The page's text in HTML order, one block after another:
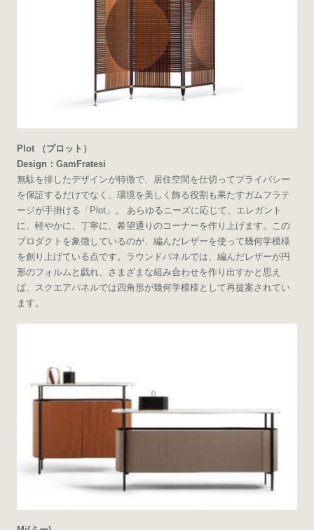
Plot （プロット）
Design：GamFratesi
無駄を排したデザインが特徴で、居住空間を仕切ってプライバシー
を保証するだけでなく、環境を美しく飾る役割も果たすガムフラテ
ージが手掛ける「Plot」。 あらゆるニーズに応じて、エレガント
に、軽やかに、丁寧に、希望通りのコーナーを作り上げます。この
プロダクトを象徴しているのが、編んだレザーを使って幾何学模様
を創り上げている点です。ラウンドパネルでは、編んだレザーが円
形のフォルムと戯れ、さまざまな組み合わせを作り出すかと思え
ば、スクエアパネルでは四角形が幾何学模様として再提案されてい
ます。